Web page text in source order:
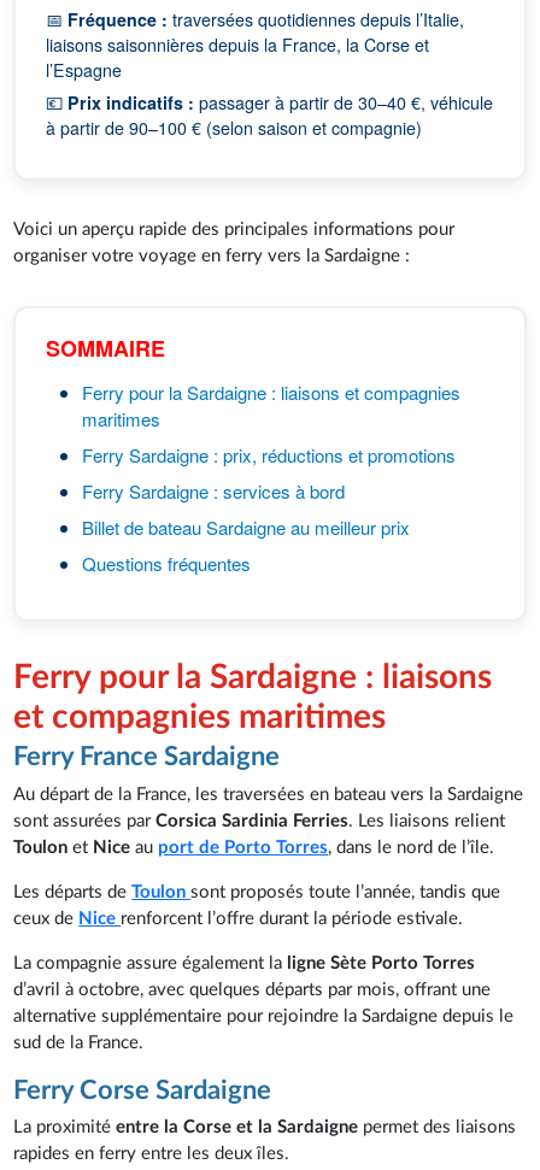
📅 Fréquence : traversées quotidiennes depuis l’Italie,
liaisons saisonnières depuis la France, la Corse et
l’Espagne
💶 Prix indicatifs : passager à partir de 30–40 €, véhicule
à partir de 90–100 € (selon saison et compagnie)
Voici un aperçu rapide des principales informations pour
organiser votre voyage en ferry vers la Sardaigne :
SOMMAIRE
Ferry pour la Sardaigne : liaisons et compagnies
maritimes
Ferry Sardaigne : prix, réductions et promotions
Ferry Sardaigne : services à bord
Billet de bateau Sardaigne au meilleur prix
Questions fréquentes
Ferry pour la Sardaigne : liaisons
et compagnies maritimes
Ferry France Sardaigne
Au départ de la France, les traversées en bateau vers la Sardaigne
sont assurées parCorsica Sardinia Ferries. Les liaisons relient
Toulonet Niceau port de Porto Torres, dans le nord de l’île.
Les départs deToulonsont proposés toute l’année, tandis que
ceux de Nice renforcent l’offre durant la période estivale.
La compagnie assure également la ligne Sète Porto Torres
d’avril à octobre, avec quelques départs par mois, offrant une
alternative supplémentaire pour rejoindre la Sardaigne depuis le
sud de la France.
Ferry Corse Sardaigne
La proximitéentre la Corse et la Sardaigne permet des liaisons
rapides en ferry entre les deux îles.